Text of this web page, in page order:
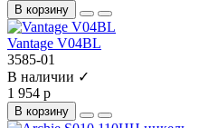
В корзину
Vantage V04BL
3585-01
В наличии ✓
1 954 р
В корзину